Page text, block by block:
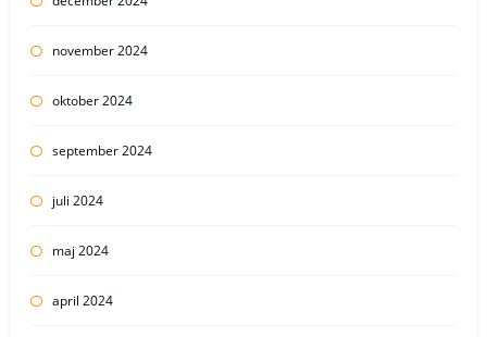
november 2024
oktober 2024
september 2024
juli 2024
maj 2024
april 2024